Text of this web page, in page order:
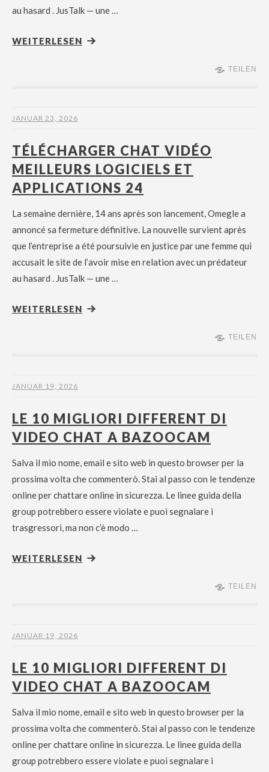
au hasard . JusTalk — une …
WEITERLESEN
TEILEN
JANUAR 23, 2026
TÉLÉCHARGER CHAT VIDÉO
MEILLEURS LOGICIELS ET
APPLICATIONS 24
La semaine dernière, 14 ans après son lancement, Omegle a
annoncé sa fermeture définitive. La nouvelle survient après
que l’entreprise a été poursuivie en justice par une femme qui
accusait le site de l’avoir mise en relation avec un prédateur
au hasard . JusTalk — une …
WEITERLESEN
TEILEN
JANUAR 19, 2026
LE 10 MIGLIORI DIFFERENT DI
VIDEO CHAT A BAZOOCAM
Salva il mio nome, email e sito web in questo browser per la
prossima volta che commenterò. Stai al passo con le tendenze
online per chattare online in sicurezza. Le linee guida della
group potrebbero essere violate e puoi segnalare i
trasgressori, ma non c’è modo …
WEITERLESEN
TEILEN
JANUAR 19, 2026
LE 10 MIGLIORI DIFFERENT DI
VIDEO CHAT A BAZOOCAM
Salva il mio nome, email e sito web in questo browser per la
prossima volta che commenterò. Stai al passo con le tendenze
online per chattare online in sicurezza. Le linee guida della
group potrebbero essere violate e puoi segnalare i